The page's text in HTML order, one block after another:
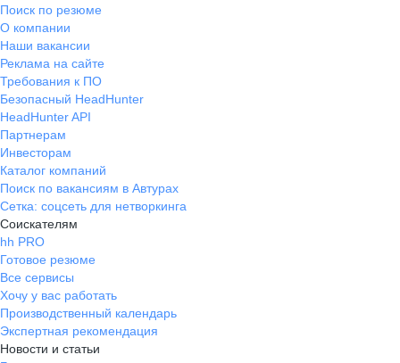
Поиск по резюме
О компании
Наши вакансии
Реклама на сайте
Требования к ПО
Безопасный HeadHunter
HeadHunter API
Партнерам
Инвесторам
Каталог компаний
Поиск по вакансиям в Автурах
Сетка: соцсеть для нетворкинга
Соискателям
hh PRO
Готовое резюме
Все сервисы
Хочу у вас работать
Производственный календарь
Экспертная рекомендация
Новости и статьи